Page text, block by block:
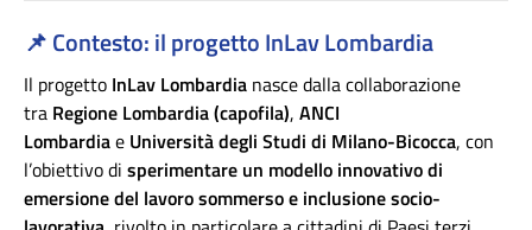
📌Contesto: il progetto InLav Lombardia
Il progetto InLav Lombardia nasce dalla collaborazione
tra Regione Lombardia (capofila), ANCI
Lombardiae Università degli Studi di Milano-Bicocca, con
l’obiettivo di sperimentare un modello innovativo di
emersione del lavoro sommerso e inclusione socio-